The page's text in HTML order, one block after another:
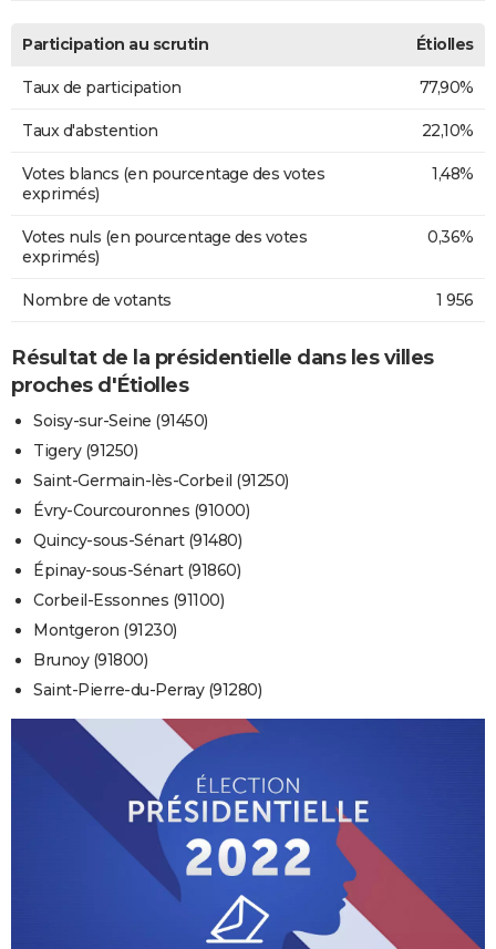
Participation au scrutin Étiolles
Taux de participation 77,90%
Taux d'abstention 22,10%
Votes blancs (en pourcentage des votes
exprimés)
1,48%
Votes nuls (en pourcentage des votes
exprimés)
0,36%
Nombre de votants 1 956
Résultat de la présidentielle dans les villes
proches d'Étiolles
Soisy-sur-Seine (91450)
Tigery (91250)
Saint-Germain-lès-Corbeil (91250)
Évry-Courcouronnes (91000)
Quincy-sous-Sénart (91480)
Épinay-sous-Sénart (91860)
Corbeil-Essonnes (91100)
Montgeron (91230)
Brunoy (91800)
Saint-Pierre-du-Perray (91280)